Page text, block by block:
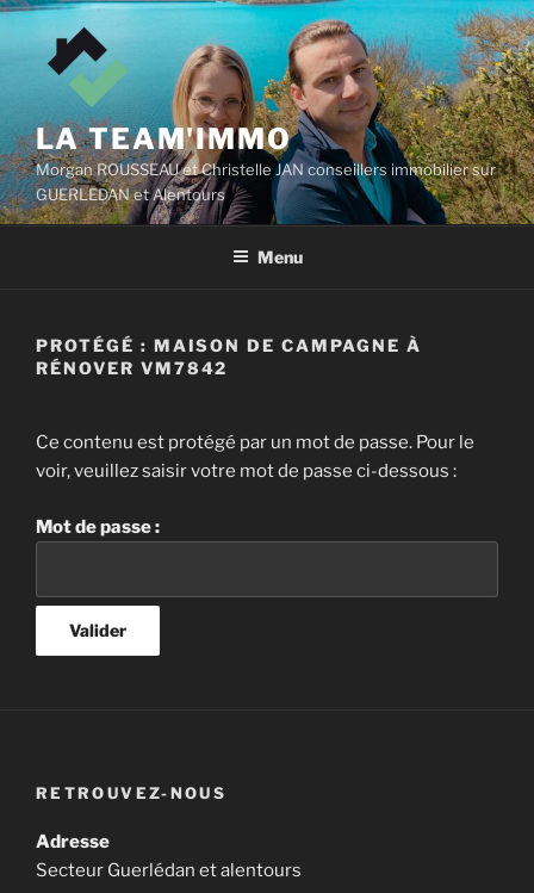
Aller
contenu
LA TEAM'IMMO
Morgan ROUSSEAU et Christelle JAN conseillers immobilier sur
GUERLEDAN et Alentours
Menu
PROTÉGÉ : MAISON DE CAMPAGNE À
RÉNOVER VM7842
Ce contenu est protégé par un mot de passe. Pour le
voir, veuillez saisir votre mot de passe ci-dessous :
Mot de passe :
RETROUVEZ-NOUS
Adresse
Secteur Guerlédan et alentours